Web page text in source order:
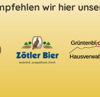
wir hier